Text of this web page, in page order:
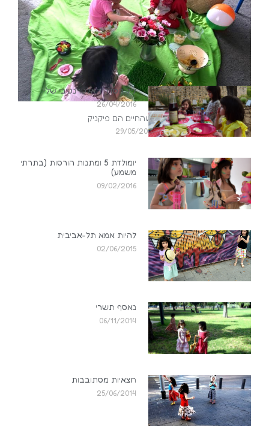
מסתבר שהחיים הם פיקניק
29/05/2015
ליל הסדר האלטרנטיבי שלי
26/04/2016
יומולדת 5 ומתנות הורסות (בתרתי
משמע)
09/02/2016
להיות אמא תל-אביבית
02/06/2015
נאסף תשרי
06/11/2014
חצאיות מסתובבות
25/06/2014